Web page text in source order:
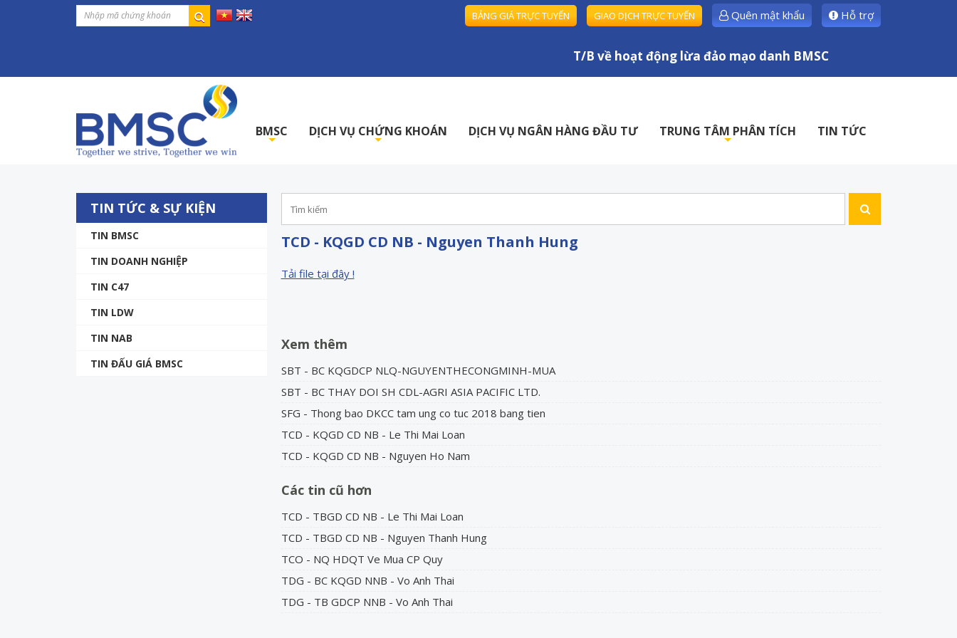
BẢNG GIÁ TRỰC TUYẾN GIAO DỊCH TRỰC TUYẾN Quên mật khẩu Hỗ trợ
T/B về hoạt động lừa đảo mạo danh BMSC
BMSC DỊCH VỤ CHỨNG KHOÁN DỊCH VỤ NGÂN HÀNG ĐẦU TƯ TRUNG TÂM PHÂN TÍCH TIN TỨC
TIN TỨC & SỰ KIỆN
TIN BMSC
TIN DOANH NGHIỆP
TIN C47
TIN LDW
TIN NAB
TIN ĐẤU GIÁ BMSC
TCD - KQGD CD NB - Nguyen Thanh Hung
Tải file tại đây !
Xem thêm
SBT - BC KQGDCP NLQ-NGUYENTHECONGMINH-MUA
SBT - BC THAY DOI SH CDL-AGRI ASIA PACIFIC LTD.
SFG - Thong bao DKCC tam ung co tuc 2018 bang tien
TCD - KQGD CD NB - Le Thi Mai Loan
TCD - KQGD CD NB - Nguyen Ho Nam
Các tin cũ hơn
TCD - TBGD CD NB - Le Thi Mai Loan
TCD - TBGD CD NB - Nguyen Thanh Hung
TCO - NQ HDQT Ve Mua CP Quy
TDG - BC KQGD NNB - Vo Anh Thai
TDG - TB GDCP NNB - Vo Anh Thai